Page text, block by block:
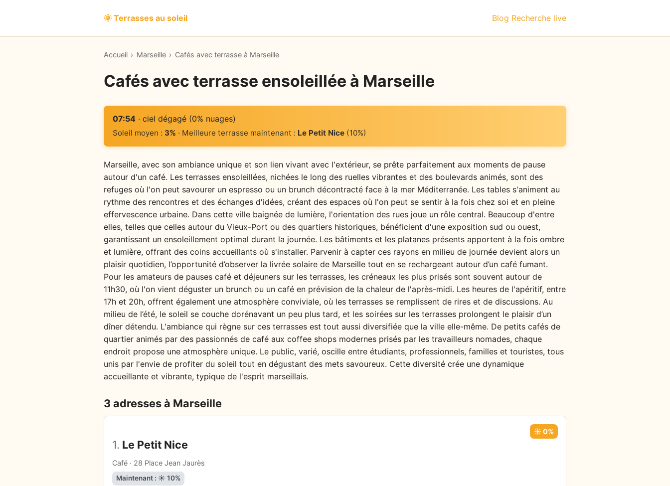
🌞 Terrasses au soleil Blog Recherche live
Accueil › Marseille › Cafés avec terrasse à Marseille
Cafés avec terrasse ensoleillée à Marseille
07:54· ciel dégagé (0% nuages)
Soleil moyen : 3% · Meilleure terrasse maintenant : Le Petit Nice(10%)
Marseille, avec son ambiance unique et son lien vivant avec l'extérieur, se prête parfaitement aux moments de pause
autour d'un café. Les terrasses ensoleillées, nichées le long des ruelles vibrantes et des boulevards animés, sont des
refuges où l'on peut savourer un espresso ou un brunch décontracté face à la mer Méditerranée. Les tables s'animent au
rythme des rencontres et des échanges d'idées, créant des espaces où l'on peut se sentir à la fois chez soi et en pleine
effervescence urbaine. Dans cette ville baignée de lumière, l'orientation des rues joue un rôle central. Beaucoup d'entre
elles, telles que celles autour du Vieux-Port ou des quartiers historiques, bénéficient d'une exposition sud ou ouest,
garantissant un ensoleillement optimal durant la journée. Les bâtiments et les platanes présents apportent à la fois ombre
et lumière, offrant des coins accueillants où s'installer. Parvenir à capter ces rayons en milieu de journée devient alors un
plaisir quotidien, l’opportunité d’observer la livrée solaire de Marseille tout en se rechargeant autour d’un café fumant.
Pour les amateurs de pauses café et déjeuners sur les terrasses, les créneaux les plus prisés sont souvent autour de
11h30, où l'on vient déguster un brunch ou un café en prévision de la chaleur de l'après-midi. Les heures de l'apéritif, entre
17h et 20h, offrent également une atmosphère conviviale, où les terrasses se remplissent de rires et de discussions. Au
milieu de l’été, le soleil se couche dorénavant un peu plus tard, et les soirées sur les terrasses prolongent le plaisir d’un
dîner détendu. L'ambiance qui règne sur ces terrasses est tout aussi diversifiée que la ville elle-même. De petits cafés de
quartier animés par des passionnés de café aux coffee shops modernes prisés par les travailleurs nomades, chaque
endroit propose une atmosphère unique. Le public, varié, oscille entre étudiants, professionnels, familles et touristes, tous
unis par l'envie de profiter du soleil tout en dégustant des mets savoureux. Cette diversité crée une dynamique
accueillante et vibrante, typique de l'esprit marseillais.
3 adresses à Marseille
1. Le Petit Nice
Café · 28 Place Jean Jaurès
☀️ 0%
Maintenant : ☀️ 10%